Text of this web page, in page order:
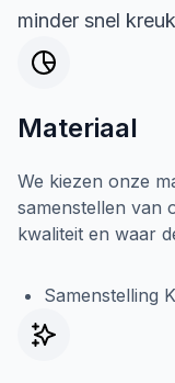
minder snel
Materiaal
We kiezen onze
samenstellen van
kwaliteit en waar
Samenstelling